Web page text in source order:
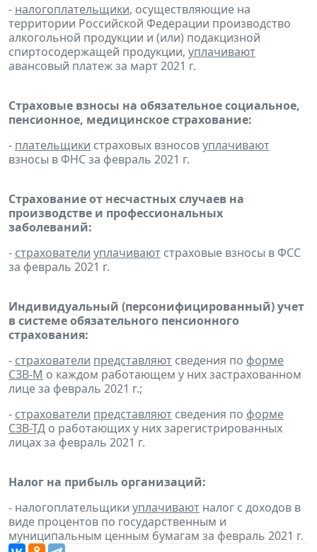
- налогоплательщики, осуществляющие на
территории Российской Федерации производство
алкогольной продукции и (или) подакцизной
спиртосодержащей продукции, уплачивают
авансовый платеж за март 2021 г.
Страховые взносы на обязательное социальное,
пенсионное, медицинское страхование:
- плательщики страховых взносовуплачивают
взносы в ФНС за февраль 2021 г.
Страхование от несчастных случаев на
производстве и профессиональных
заболеваний:
- страхователи уплачивают страховые взносы в ФСС
за февраль 2021 г.
Индивидуальный (персонифицированный) учет
в системе обязательного пенсионного
страхования:
- страхователи представляют сведения по форме
СЗВ-М о каждом работающем у них застрахованном
лице за февраль 2021 г.;
- страхователи представляют сведения по форме
СЗВ-ТД о работающих у них зарегистрированных
лицах за февраль 2021 г.
Налог на прибыль организаций:
- налогоплательщики уплачивают налог с доходов в
виде процентов по государственным и
муниципальным ценным бумагам за февраль 2021 г.